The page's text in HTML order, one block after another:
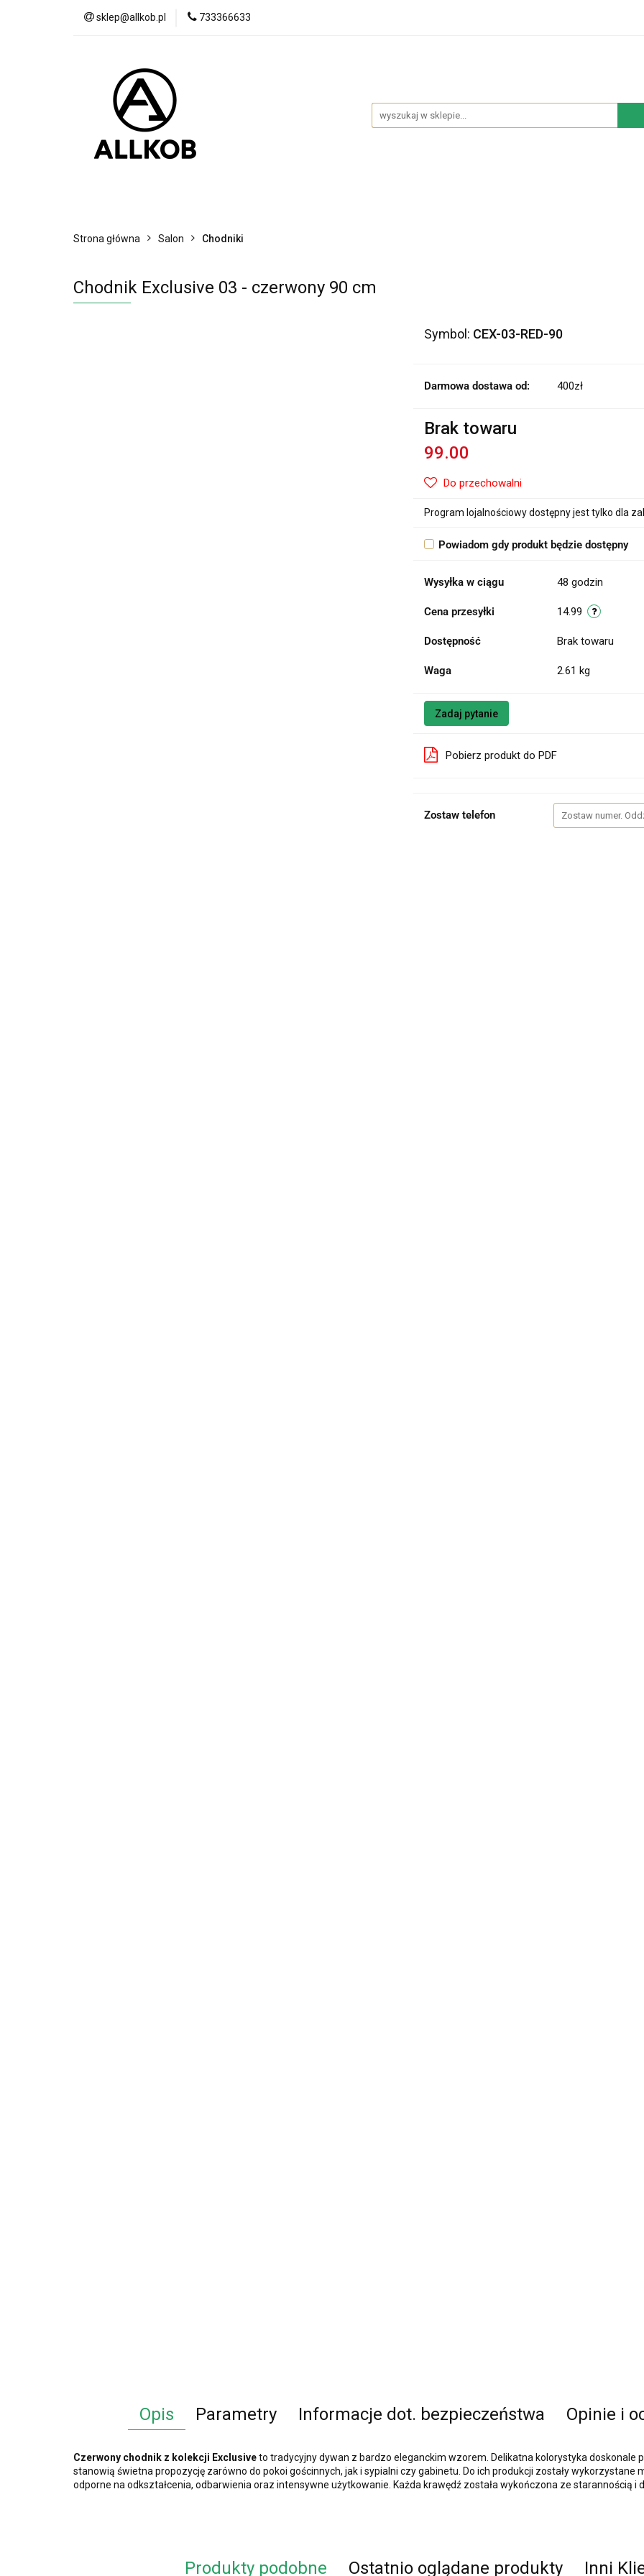
sklep@allkob.pl 733366633
Strona główna Salon Chodniki
Chodnik Exclusive 03 - czerwony 90 cm
Symbol: CEX-03-RED-90
Darmowa dostawa od: 400zł
Brak towaru
99.00
Do przechowalni
Program lojalnościowy dostępny jest tylko dla
Powiadom gdy produkt będzie dostępny
Wysyłka w ciągu 48 godzin
Cena przesyłki 14.99
Dostępność Brak towaru
Waga 2.61 kg
Zadaj pytanie
Pobierz produkt do PDF
Zostaw telefon
Opis Parametry Informacje dot. bezpieczeństwa Opinie i
Czerwony chodnik z kolekcji Exclusiveto tradycyjny dywan z bardzo eleganckim wzorem. Delikatna kolorystyka doskonale
stanowią świetna propozycję zarówno do pokoi gościnnych, jak i sypialni czy gabinetu. Do ich produkcji zostały wykorzystane
odporne na odkształcenia, odbarwienia oraz intensywne użytkowanie. Każda krawędź została wykończona ze starannością i
Produkty podobne Ostatnio oglądane produkty Inni